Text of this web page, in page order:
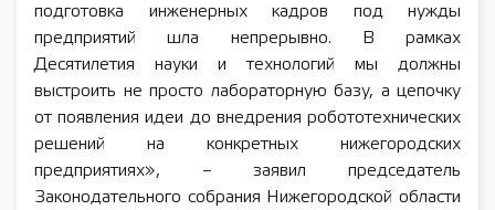
подготовка инженерных кадров под нужды
предприятий шла непрерывно. В рамках
Десятилетия науки и технологий мы должны
выстроить не просто лабораторную базу, а цепочку
от появления идеи до внедрения робототехнических
решений на конкретных нижегородских
предприятиях», – заявил председатель
Законодательного собрания Нижегородской области